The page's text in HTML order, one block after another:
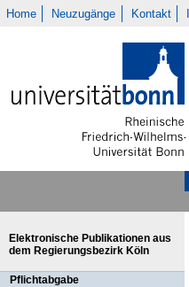
Home Neuzugänge Kontakt
Elektronische Publikationen aus
dem Regierungsbezirk Köln
Pflichtabgabe